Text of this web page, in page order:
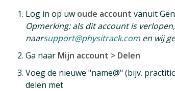
Log in op uw oude account vanuit
Opmerking: als dit account is
naarsupport@physitrack.comen wij
Ga naar Mijn account > Delen
Voeg de nieuwe "name@" (bijv.
delen met